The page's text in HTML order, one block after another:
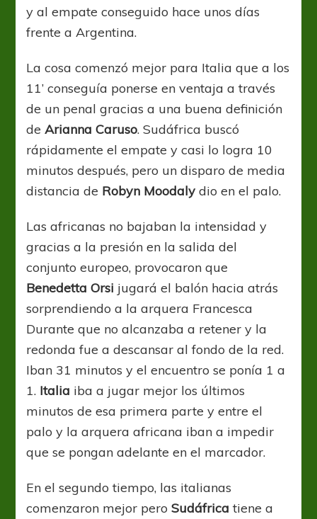
y al empate conseguido hace unos días
frente a Argentina.
La cosa comenzó mejor para Italia que a los
11’ conseguía ponerse en ventaja a través
de un penal gracias a una buena definición
deArianna Caruso. Sudáfrica buscó
rápidamente el empate y casi lo logra 10
minutos después, pero un disparo de media
distancia de Robyn Moodaly dio en el palo.
Las africanas no bajaban la intensidad y
gracias a la presión en la salida del
conjunto europeo, provocaron que
Benedetta Orsi jugará el balón hacia atrás
sorprendiendo a la arquera Francesca
Durante que no alcanzaba a retener y la
redonda fue a descansar al fondo de la red.
Iban 31 minutos y el encuentro se ponía 1 a
1. Italia iba a jugar mejor los últimos
minutos de esa primera parte y entre el
palo y la arquera africana iban a impedir
que se pongan adelante en el marcador.
En el segundo tiempo, las italianas
comenzaron mejor peroSudáfrica tiene a